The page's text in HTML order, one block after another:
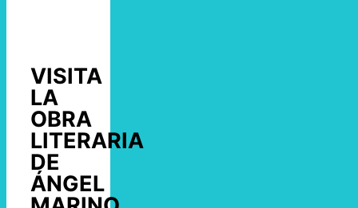
VISITA
LA
OBRA
LITERARIA
DE
ÁNGEL